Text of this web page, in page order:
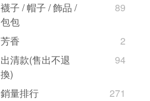
襪子 / 帽子 / 飾品 /
包包
89
芳香
2
出清款(售出不退
換)
94
銷量排行
271